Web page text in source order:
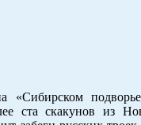
«Сибирском
ста скакунов из